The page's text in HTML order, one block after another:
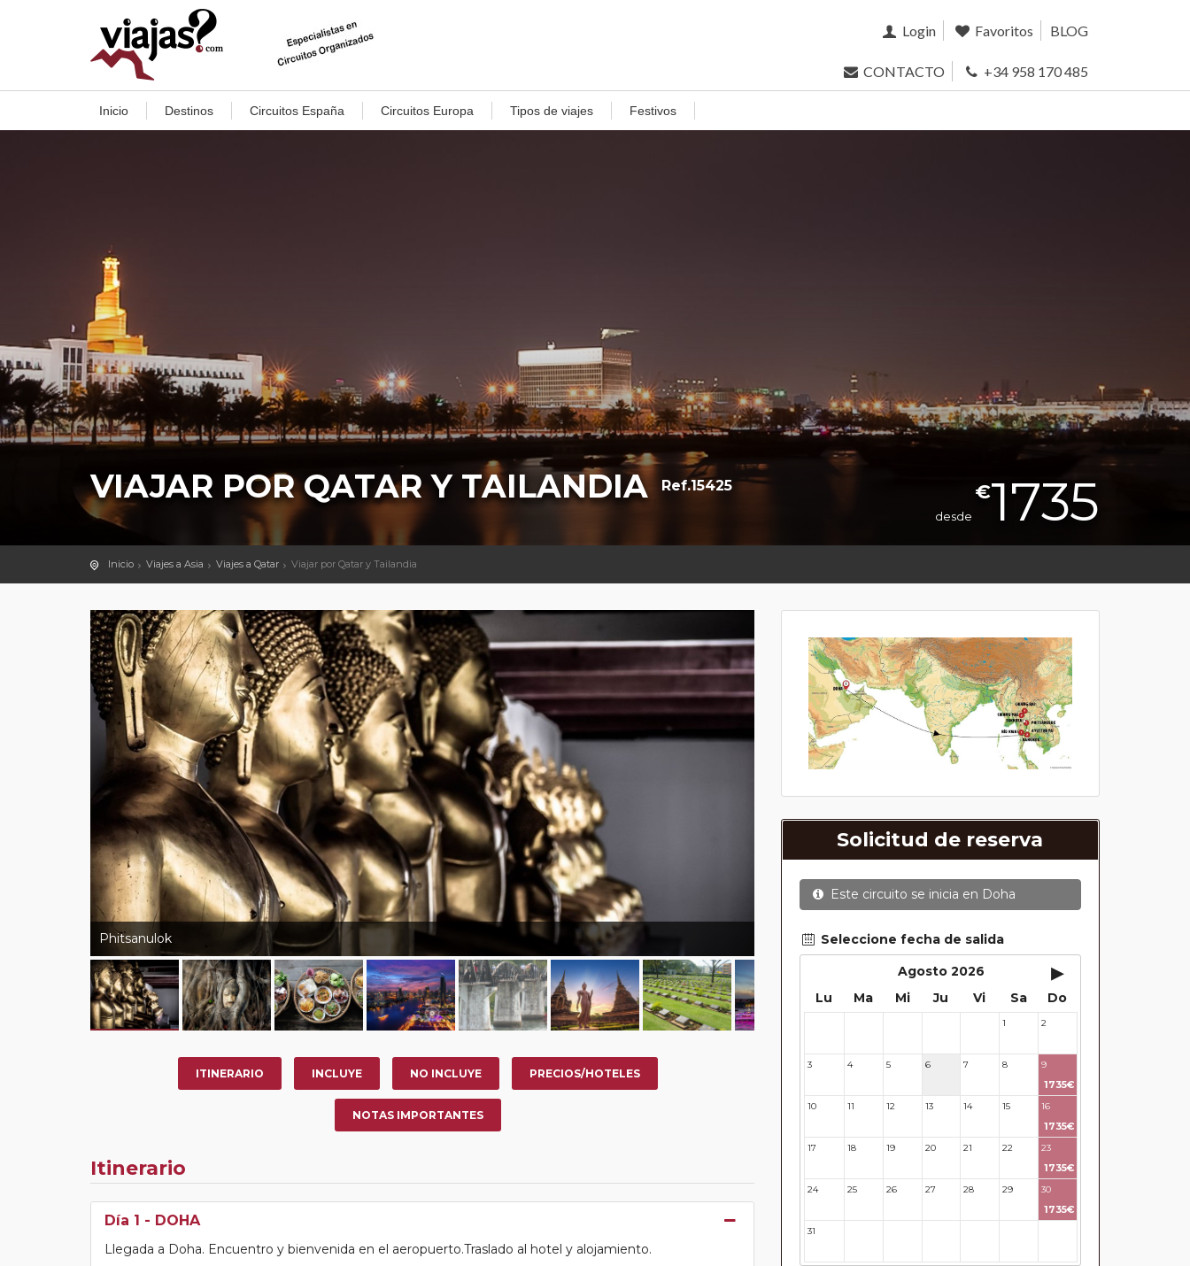
Login Favoritos BLOG
CONTACTO +34 958 170 485
Inicio Destinos Circuitos España Circuitos Europa Tipos de viajes Festivos
VIAJAR POR QATAR Y TAILANDIA Ref.15425
desde
€1735
Inicio Viajes a Asia Viajes a Qatar Viajar por Qatar y Tailandia
Phitsanulok
ITINERARIO INCLUYE NO INCLUYE PRECIOS/HOTELES
NOTAS IMPORTANTES
Itinerario
Día 1 - DOHA
Llegada a Doha. Encuentro y bienvenida en el aeropuerto.Traslado al hotel y alojamiento.
Solicitud de reserva
Este circuito se inicia en Doha
Seleccione fecha de salida
Agosto 2026
▸
Lu Ma Mi Ju Vi Sa Do
1 2
3 4 5 6 7 8 9
1735€
10 11 12 13 14 15 16
1735€
17 18 19 20 21 22 23
1735€
24 25 26 27 28 29 30
1735€
31